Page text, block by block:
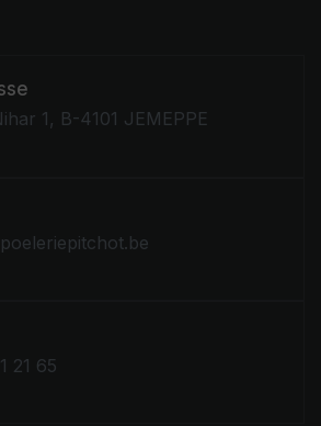
1, B-4101 JEMEPPE
21 65